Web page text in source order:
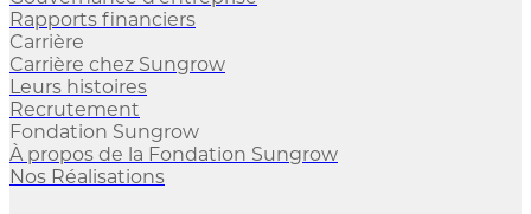
Rapports financiers
Carrière
Carrière chez Sungrow
Leurs histoires
Recrutement
Fondation Sungrow
À propos de la Fondation Sungrow
Nos Réalisations